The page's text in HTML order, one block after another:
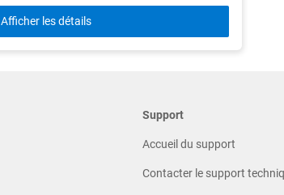
Afficher les détails
Support
Accueil du support
Contacter le support